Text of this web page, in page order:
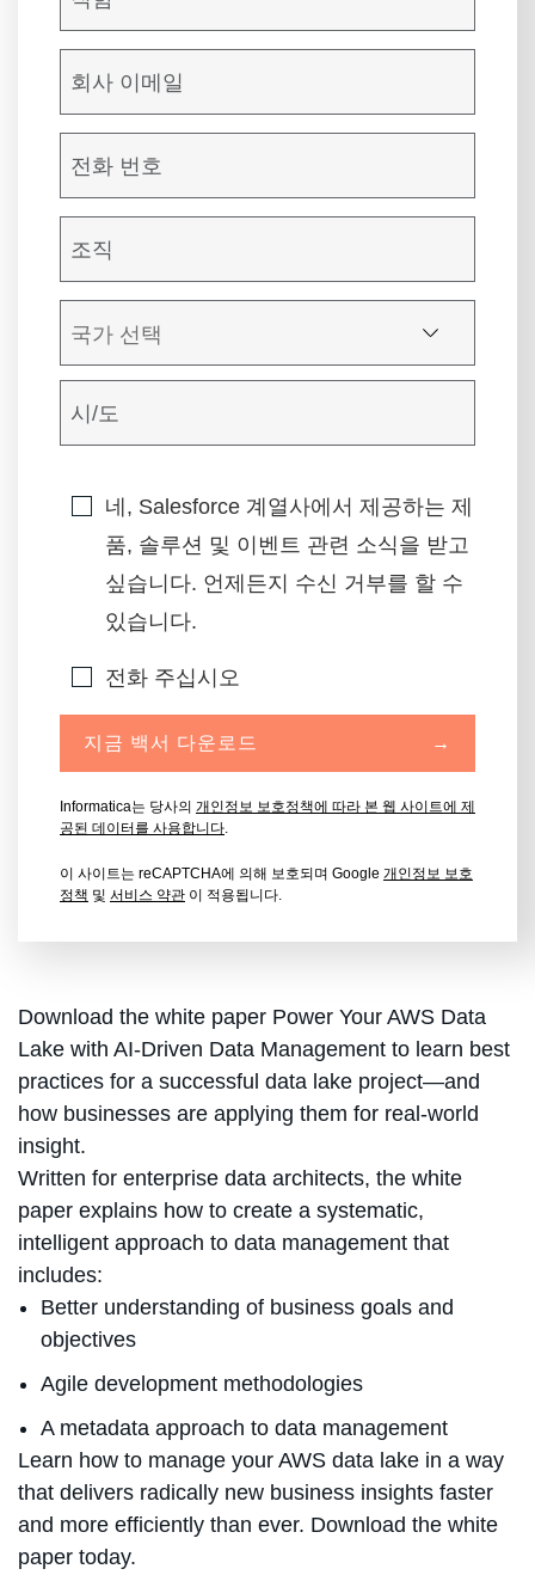
네, Salesforce 계열사에서 제공하는 제
품, 솔루션 및 이벤트 관련 소식을 받고
싶습니다. 언제든지 수신 거부를 할 수
있습니다.
전화 주십시오
지금 백서 다운로드 →
Informatica는 당사의 개인정보 보호정책에 따라 본 웹 사이트에 제
공된 데이터를 사용합니다.
이 사이트는 reCAPTCHA에 의해 보호되며 Google 개인정보 보호
정책 및 서비스 약관 이 적용됩니다.
Download the white paper Power Your AWS Data
Lake with AI-Driven Data Management to learn best
practices for a successful data lake project—and
how businesses are applying them for real-world
insight.
Written for enterprise data architects, the white
paper explains how to create a systematic,
intelligent approach to data management that
includes:
Better understanding of business goals and
objectives
Agile development methodologies
A metadata approach to data management
Learn how to manage your AWS data lake in a way
that delivers radically new business insights faster
and more efficiently than ever. Download the white
paper today.